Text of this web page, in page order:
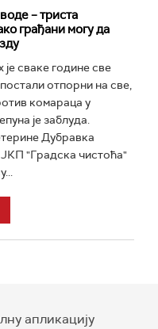
– триста
грађани могу да
је сваке године све
отпорни на све,
комараца у
је заблуда.
Дубравка
"Градска чистоћа"
апликацију